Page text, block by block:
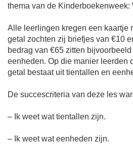
thema van de Kinderboekenweek:
Alle leerlingen kregen een kaartje
getal zochten zij briefjes van €10
bedrag van €65 zitten
eenheden. Op die manier leerden
getal bestaat uit tientallen en
De succescriteria van deze les
– Ik weet wat tientallen zijn.
– Ik weet wat eenheden zijn.